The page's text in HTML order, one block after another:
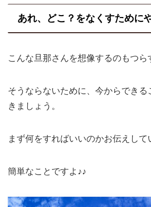
あれ、どこ？をなくすために
こんな旦那さんを想像するのもつら
そうならないために、今からできる
きましょう。
まず何をすればいいのかお伝えして
簡単なことですよ♪♪